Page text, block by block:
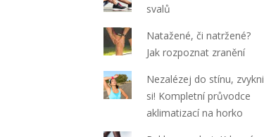
svalů
Natažené, či natržené?
Jak rozpoznat zranění
Nezalézej do stínu, zvykni
si! Kompletní průvodce
aklimatizací na horko